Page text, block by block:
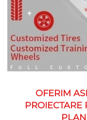
OFERIM